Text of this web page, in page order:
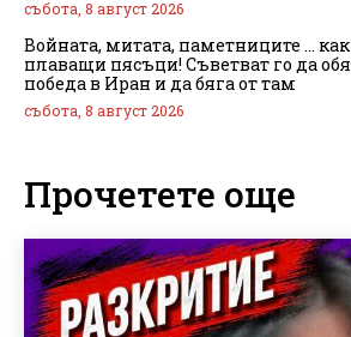
събота, 8 август 2026
Войната, митата, паметниците …
плаващи пясъци! Съветват го да
победа в Иран и да бяга от там
събота, 8 август 2026
Прочетете още